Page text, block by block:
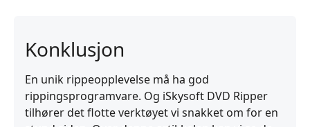
Konklusjon
En unik rippeopplevelse må ha god
rippingsprogramvare. Og iSkysoft DVD Ripper
tilhører det flotte verktøyet vi snakket om for en